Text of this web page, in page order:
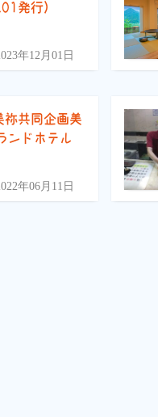
発行）
年12月01日
祢共同企画美
ンドホテル
年06月11日